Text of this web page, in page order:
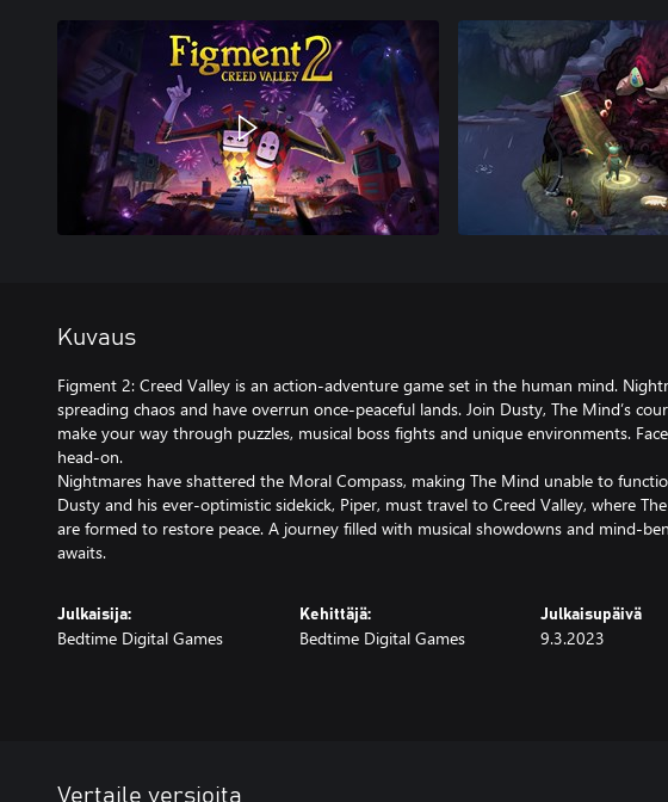
Kuvaus
Figment 2: Creed Valley is an action-adventure game set in the human mind.
spreading chaos and have overrun once-peaceful lands. Join Dusty, The Mind’s
make your way through puzzles, musical boss fights and unique environments.
head-on.
Nightmares have shattered the Moral Compass, making The Mind unable to
Dusty and his ever-optimistic sidekick, Piper, must travel to Creed Valley, where
are formed to restore peace. A journey filled with musical showdowns and mind-
awaits.
Julkaisija:
Bedtime Digital Games
Kehittäjä:
Bedtime Digital Games
Julkaisupäivä
9.3.2023
Vertaile versioita